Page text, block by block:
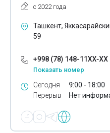
Канаты
Канифоль
Карбоксиметилцеллюлоза
Каучук
Кислотоупорные изделия
с 2022 года
Ташкент,
59
+998 (78) 148-11XX-XX
Показать номер
Сегодня
Перерыв
9:00 - 18:00
Нет